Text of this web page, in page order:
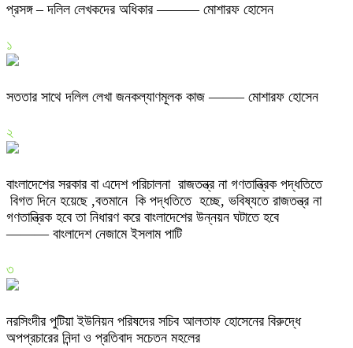
প্রসঙ্গ – দলিল লেখকদের অধিকার ——— মোশারফ হোসেন
১
সততার সাথে দলিল লেখা জনকল্যাণমূলক কাজ ——– মোশারফ হোসেন
২
বাংলাদেশের সরকার বা এদেশ পরিচালনা রাজতন্ত্র না গণতান্ত্রিক পদ্ধতিতে
বিগত দিনে হয়েছে ,বতমানে কি পদ্ধতিতে হচ্ছে, ভবিষ্যতে রাজতন্ত্র না
গণতান্ত্রিক হবে তা নিধারণ করে বাংলাদেশের উন্নয়ন ঘটাতে হবে
——— বাংলাদেশ নেজামে ইসলাম পাটি
৩
নরসিংদীর পুটিয়া ইউনিয়ন পরিষদের সচিব আলতাফ হোসেনের বিরুদ্ধে
অপপ্রচারের নিন্দা ও প্রতিবাদ সচেতন মহলের